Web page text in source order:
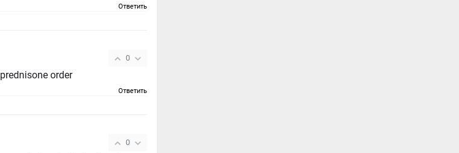
Ответить
0
prednisone order
Ответить
0